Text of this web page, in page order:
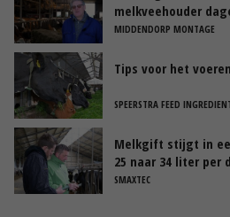
melkveehouder
MIDDENDORP MONTAGE
Tips voor het
SPEERSTRA FEED
Melkgift stijgt in
25 naar 34 liter per
SMAXTEC